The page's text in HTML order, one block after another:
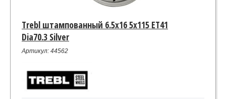
Trebl штампованный 6.5x16 5x115 ET41
Dia70.3 Silver
Артикул: 44562